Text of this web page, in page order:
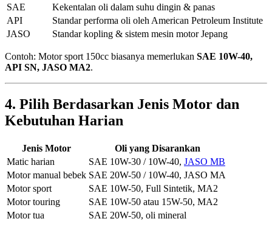
SAE
Kekentalan oli dalam suhu dingin & panas
API
Standar performa oli oleh American Petroleum Institute
JASO
Standar kopling & sistem mesin motor Jepang
Contoh: Motor sport 150cc biasanya memerlukan SAE 10W-40,
API SN, JASO MA2.
4. Pilih Berdasarkan Jenis Motor dan
Kebutuhan Harian
Jenis Motor
Oli yang Disarankan
Matic harian
SAE 10W-30 / 10W-40, JASO MB
Motor manual bebek SAE 20W-50 / 10W-40, JASO MA
Motor sport
SAE 10W-50, Full Sintetik, MA2
Motor touring
SAE 10W-50 atau 15W-50, MA2
Motor tua
SAE 20W-50, oli mineral